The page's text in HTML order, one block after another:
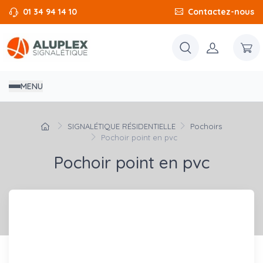
01 34 94 14 10 Contactez-nous
MENU
SIGNALÉTIQUE RÉSIDENTIELLE
Pochoirs
Pochoir point en pvc
Pochoir point en pvc